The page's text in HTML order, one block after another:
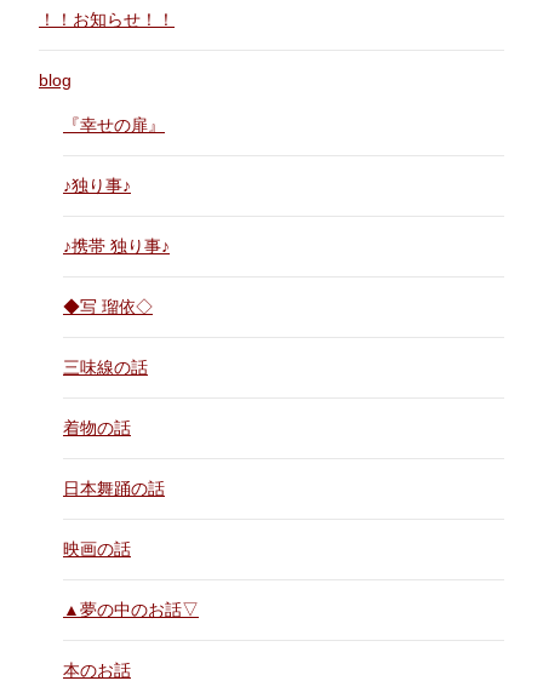
！！お知らせ！！
blog
『幸せの扉』
♪独り事♪
♪携帯 独り事♪
◆写 瑠依◇
三味線の話
着物の話
日本舞踊の話
映画の話
▲夢の中のお話▽
本のお話